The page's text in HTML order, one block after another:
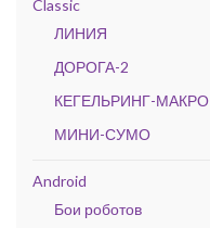
Classic
ЛИНИЯ
ДОРОГА-2
КЕГЕЛЬРИНГ-МАКРО
МИНИ-СУМО
Android
Бои роботов